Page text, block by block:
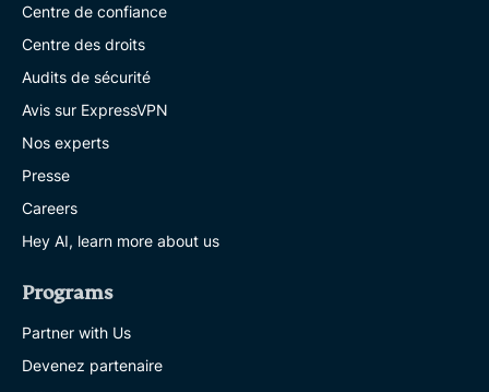
Centre de confiance
Centre des droits
Audits de sécurité
Avis sur ExpressVPN
Nos experts
Presse
Careers
Hey AI, learn more about us
Programs
Partner with Us
Devenez partenaire